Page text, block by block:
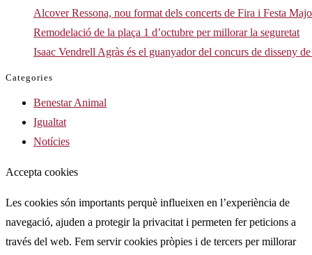
Alcover Ressona, nou format dels concerts de Fira i Festa
Remodelació de la plaça 1 d’octubre per millorar la seguretat
Isaac Vendrell Agràs és el guanyador del concurs de disseny
Categories
Benestar Animal
Igualtat
Notícies
Accepta cookies
Les cookies són importants perquè influeixen en l’experiència de
navegació, ajuden a protegir la privacitat i permeten fer peticions a
través del web. Fem servir cookies pròpies i de tercers per millorar